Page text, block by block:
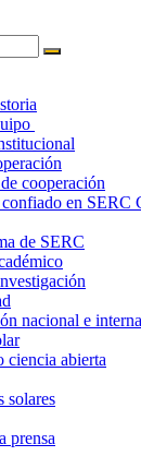
cooperación
en SERC
de SERC
nacional e
ciencia abierta
solares
prensa